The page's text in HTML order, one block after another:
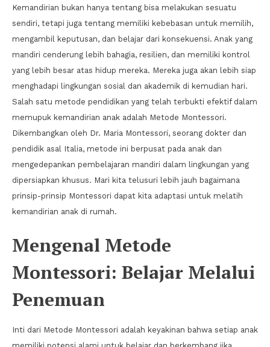
Kemandirian bukan hanya tentang bisa melakukan sesuatu
sendiri, tetapi juga tentang memiliki kebebasan untuk memilih,
mengambil keputusan, dan belajar dari konsekuensi. Anak yang
mandiri cenderung lebih bahagia, resilien, dan memiliki kontrol
yang lebih besar atas hidup mereka. Mereka juga akan lebih siap
menghadapi lingkungan sosial dan akademik di kemudian hari.
Salah satu metode pendidikan yang telah terbukti efektif dalam
memupuk kemandirian anak adalah Metode Montessori.
Dikembangkan oleh Dr. Maria Montessori, seorang dokter dan
pendidik asal Italia, metode ini berpusat pada anak dan
mengedepankan pembelajaran mandiri dalam lingkungan yang
dipersiapkan khusus. Mari kita telusuri lebih jauh bagaimana
prinsip-prinsip Montessori dapat kita adaptasi untuk melatih
kemandirian anak di rumah.
Mengenal Metode
Montessori: Belajar Melalui
Penemuan
Inti dari Metode Montessori adalah keyakinan bahwa setiap anak